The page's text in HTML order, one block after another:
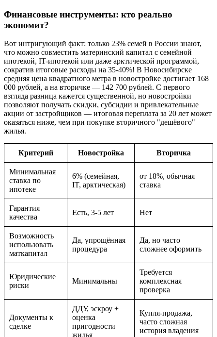
Финансовые инструменты: кто реально
экономит?
Вот интригующий факт: только 23% семей в России знают,
что можно совместить материнский капитал с семейной
ипотекой, IT-ипотекой или даже арктической программой,
сократив итоговые расходы на 35-40%! В Новосибирске
средняя цена квадратного метра в новостройке достигает 168
000 рублей, а на вторичке — 142 700 рублей. С первого
взгляда разница кажется существенной, но новостройки
позволяют получать скидки, субсидии и привлекательные
акции от застройщиков — итоговая переплата за 20 лет может
оказаться ниже, чем при покупке вторичного "дешёвого"
жилья.
Критерий Новостройка Вторичка
Минимальная
ставка по
ипотеке
6% (семейная,
IT, арктическая)
от 18%, обычная
ставка
Гарантия
качества
Есть, 3-5 лет Нет
Возможность
использовать
маткапитал
Да, упрощённая
процедура
Да, но часто
сложнее оформить
Юридические
риски
Минимальны
Требуется
комплексная
проверка
Документы к
сделке
ДДУ, эскроу +
оценка
пригодности
жилья
Купля-продажа,
часто сложная
история владения